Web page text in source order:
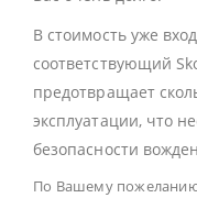
В стоимость уже
соответствующий
предотвращает
эксплуатации, что
безопасности
По Вашему